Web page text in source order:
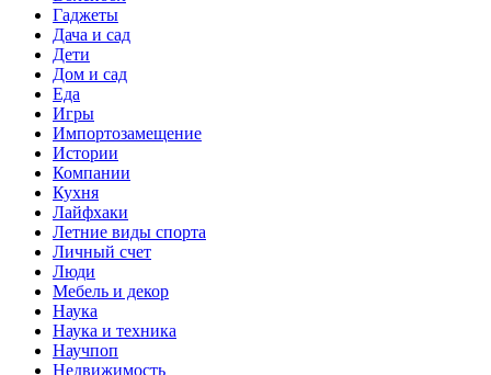
Гаджеты
Дача и сад
Дети
Дом и сад
Еда
Игры
Импортозамещение
Истории
Компании
Кухня
Лайфхаки
Летние виды спорта
Личный счет
Люди
Мебель и декор
Наука
Наука и техника
Научпоп
Недвижимость